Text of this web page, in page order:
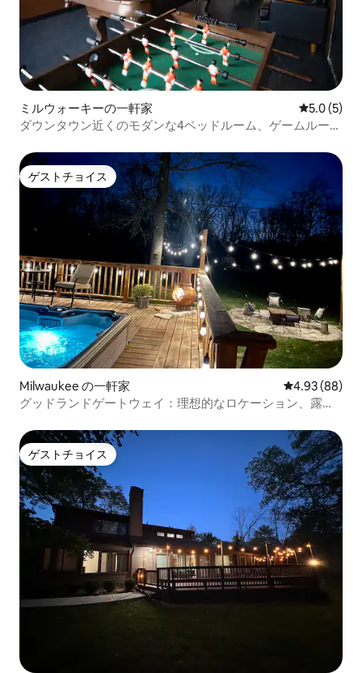
ミルウォーキーの一軒家 レビュー5
5.0 (5)
ダウンタウン近くのモダンな4ベッドルーム、ゲームルーム
ゲストチョイス
ゲストチョイス
Milwaukee の一軒家 レビュー88
4.93 (88)
グッドランドゲートウェイ：理想的なロケーション、露天
ゲストチョイス
ゲストチョイス